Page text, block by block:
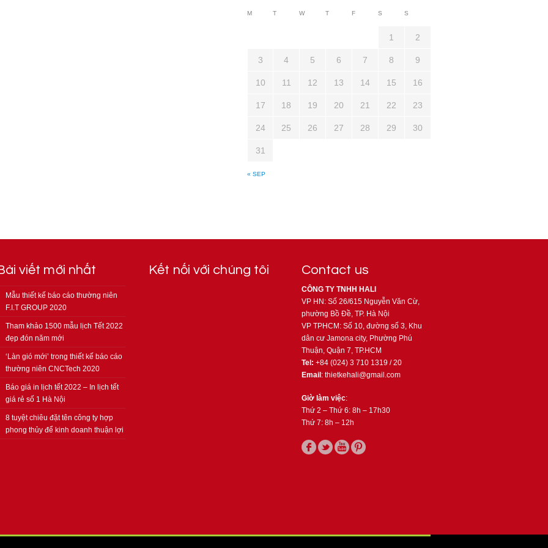
M T W T F S S
« SEP
1 2
3 4 5 6 7 8 9
10 11 12 13 14 15 16
17 18 19 20 21 22 23
24 25 26 27 28 29 30
31
viết mới nhất
Mẫu thiết kế báo cáo thường niên
F.I.T GROUP 2020
Tham khảo 1500 mẫu lịch Tết 2022
đẹp đón năm mới
‘Làn gió mới’ trong thiết kế báo cáo
thường niên CNCTech 2020
Báo giá in lịch tết 2022 – In lịch tết
giá rẻ số 1 Hà Nội
8 tuyệt chiêu đặt tên công ty hợp
phong thủy để kinh doanh thuận lợi
Kết nối với chúng tôi Contact us
CÔNG TY TNHH HALI
VP HN: Số 26/615 Nguyễn Văn Cừ,
phường Bồ Đề, TP. Hà Nội
VP TPHCM: Số 10, đường số 3, Khu
dân cư Jamona city, Phường Phú
Thuận, Quận 7, TP.HCM
Tel: +84 (024) 3 710 1319 / 20
Email : thietkehali@gmail.com
Giờ làm việc:
Thứ 2 – Thứ 6: 8h – 17h30
Thứ 7: 8h – 12h